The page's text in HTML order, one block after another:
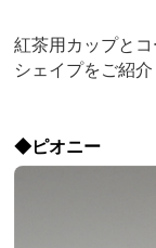
紅茶用カップと
シェイプをご紹介
◆ピオニー